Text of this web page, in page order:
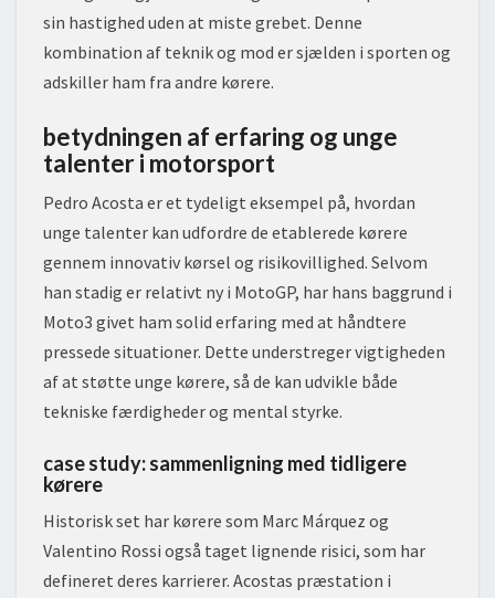
sin hastighed uden at miste grebet. Denne
kombination af teknik og mod er sjælden i sporten og
adskiller ham fra andre kørere.
betydningen af erfaring og unge
talenter i motorsport
Pedro Acosta er et tydeligt eksempel på, hvordan
unge talenter kan udfordre de etablerede kørere
gennem innovativ kørsel og risikovillighed. Selvom
han stadig er relativt ny i MotoGP, har hans baggrund i
Moto3 givet ham solid erfaring med at håndtere
pressede situationer. Dette understreger vigtigheden
af at støtte unge kørere, så de kan udvikle både
tekniske færdigheder og mental styrke.
case study: sammenligning med tidligere
kørere
Historisk set har kørere som Marc Márquez og
Valentino Rossi også taget lignende risici, som har
defineret deres karrierer. Acostas præstation i